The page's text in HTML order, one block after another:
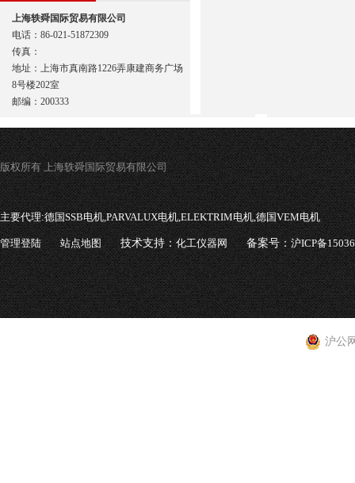
上海轶舜国际贸易有限公司
电话：86-021-51872309
传真：
地址：上海市真南路1226弄康建商务广场
8号楼202室
邮编：200333
版权所有 上海轶舜国际贸易有限公司
主要代理:德国SSB电机,PARVALUX电机,ELEKTRIM电机,德国VEM电机
管理登陆 站点地图 技术支持：化工仪器网 备案号：沪ICP备
沪公